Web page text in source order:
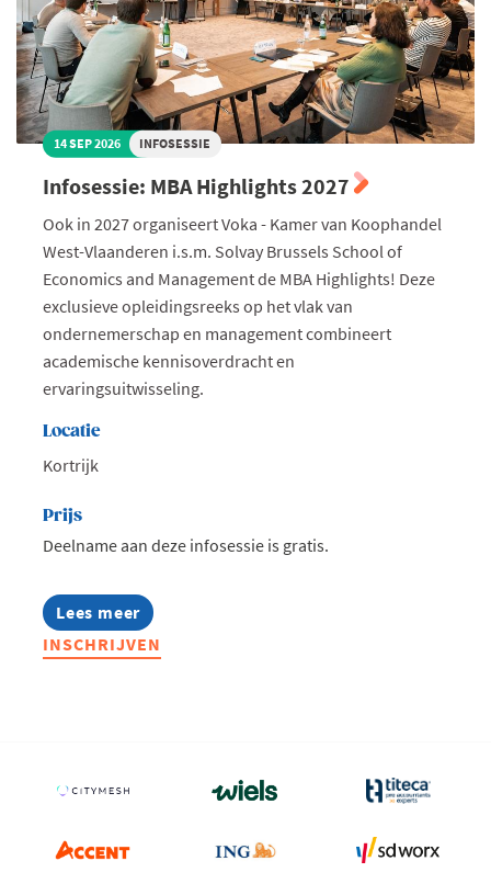
14 SEP 2026 INFOSESSIE
Infosessie: MBA Highlights 2027
Ook in 2027 organiseert Voka - Kamer van Koophandel
West-Vlaanderen i.s.m. Solvay Brussels School of
Economics and Management de MBA Highlights! Deze
exclusieve opleidingsreeks op het vlak van
ondernemerschap en management combineert
academische kennisoverdracht en
ervaringsuitwisseling.
Locatie
Kortrijk
Prijs
Deelname aan deze infosessie is gratis.
Lees meer
about
Infosessie:
MBA
INSCHRIJVEN